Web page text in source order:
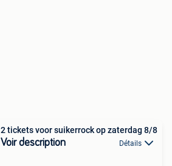
2 tickets voor suikerrock op zaterdag 8/8
Voir description Détails